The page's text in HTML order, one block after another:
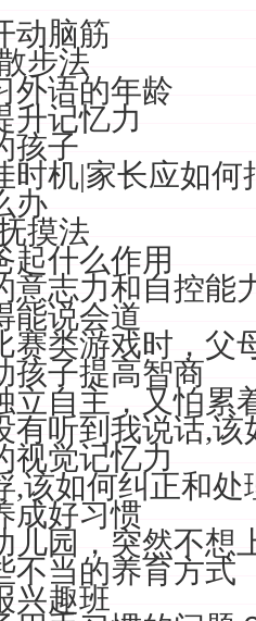
动脑筋
步法
外语的年龄
升记忆力
孩子
时机|家长应如
办
摸法
起什么作用
意志力和自控能
能说会道
赛类游戏时，父
孩子提高智商
立自主，又怕累
有听到我说话,
视觉记忆力
,该如何纠正和处
成好习惯
儿园，突然不想
不当的养育方式
兴趣班